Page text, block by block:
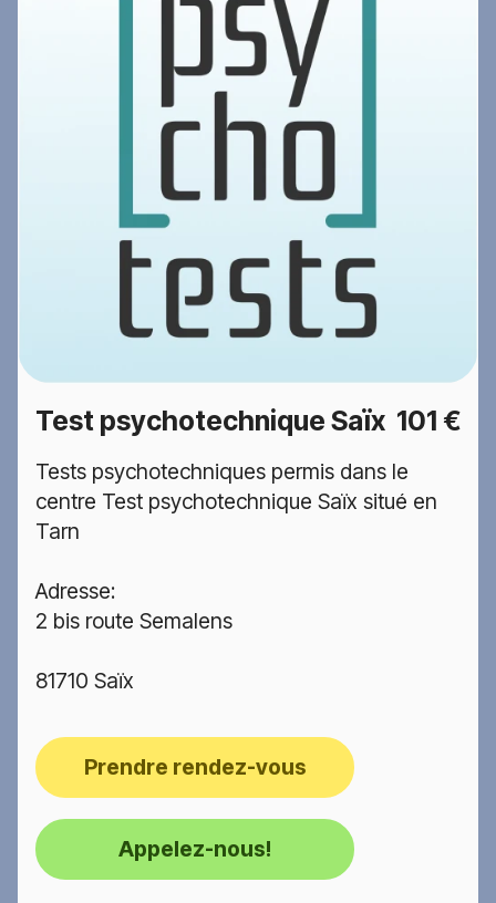
Test psychotechnique Saïx 101 €
Tests psychotechniques permis dans le
centre Test psychotechnique Saïx situé en
Tarn
Adresse:
2 bis route Semalens
81710 Saïx
Prendre rendez-vous
Appelez-nous!